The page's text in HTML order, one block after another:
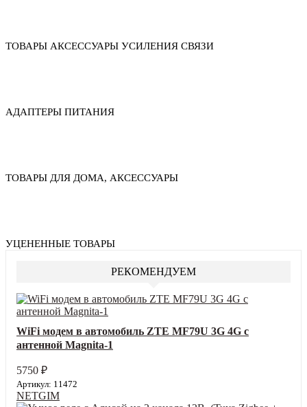
ТОВАРЫ АКСЕССУАРЫ УСИЛЕНИЯ СВЯЗИ
АДАПТЕРЫ ПИТАНИЯ
ТОВАРЫ ДЛЯ ДОМА, АКСЕССУАРЫ
УЦЕНЕННЫЕ ТОВАРЫ
РЕКОМЕНДУЕМ
WiFi модем в автомобиль ZTE MF79U 3G 4G с
антенной Magnita-1
5750 ₽
Артикул: 11472
NETGIM